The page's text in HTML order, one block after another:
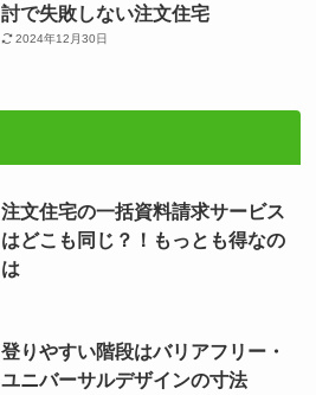
討で失敗しない注文住宅
2024年12月30日
注文住宅の一括資料請求サービス
はどこも同じ？！もっとも得なの
は
登りやすい階段はバリアフリー・
ユニバーサルデザインの寸法